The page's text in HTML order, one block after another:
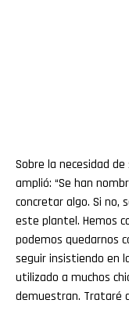
Sobre la necesidad
amplió: “Se han
concretar algo. Si no,
este plantel. Hemos
podemos quedarnos
seguir insistiendo en
utilizado a muchos
demuestran. Trataré